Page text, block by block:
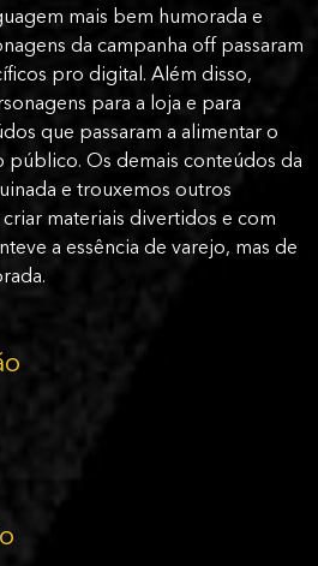
mais bem humorada e
da campanha off passaram
pro digital. Além disso,
para a loja e para
que passaram a alimentar o
público. Os demais conteúdos da
e trouxemos outros
materiais divertidos e com
a essência de varejo, mas de